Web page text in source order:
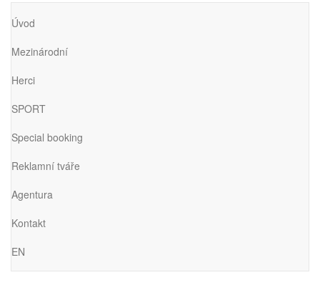
Úvod
Mezinárodní
Herci
SPORT
Special booking
Reklamní tváře
Agentura
Kontakt
EN